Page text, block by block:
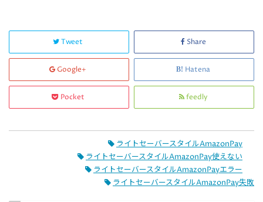
Tweet Share
Google+ Hatena
Pocket feedly
ライトセーバースタイルAmazonPay
ライトセーバースタイルAmazonPay使えない
ライトセーバースタイルAmazonPayエラー
ライトセーバースタイルAmazonPay失敗